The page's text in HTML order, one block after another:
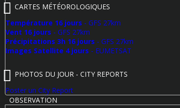
CARTES MÉTÉOROLOGIQUES
Température 16 jours - GFS 27km
Vent 16 jours - GFS 27km
Précipitations 3h 16 jours - GFS 27km
Images Satellite 4 jours - EUMETSAT
PHOTOS DU JOUR - CITY REPORTS
Poster un City Report
OBSERVATION